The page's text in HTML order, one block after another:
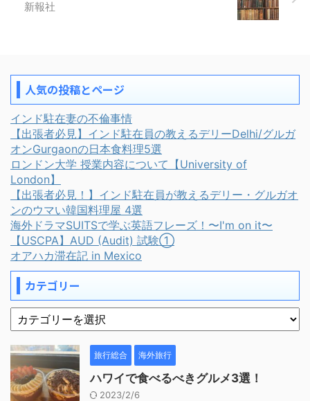
新報社
人気の投稿とページ
インド駐在妻の不倫事情
【出張者必見】インド駐在員の教えるデリーDelhi/グルガ
オンGurgaonの日本食料理5選
ロンドン大学 授業内容について【University of
London】
【出張者必見！】インド駐在員が教えるデリー・グルガオ
ンのウマい韓国料理屋 4選
海外ドラマSUITSで学ぶ英語フレーズ！〜I'm on it〜
【USCPA】AUD (Audit) 試験①
オアハカ滞在記 in Mexico
カテゴリー
旅行総合 海外旅行
ハワイで食べるべきグルメ3選！
2023/2/6